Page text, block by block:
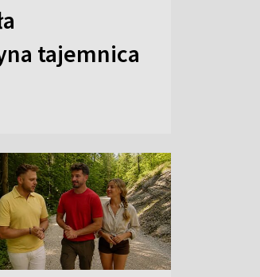
tajemnica